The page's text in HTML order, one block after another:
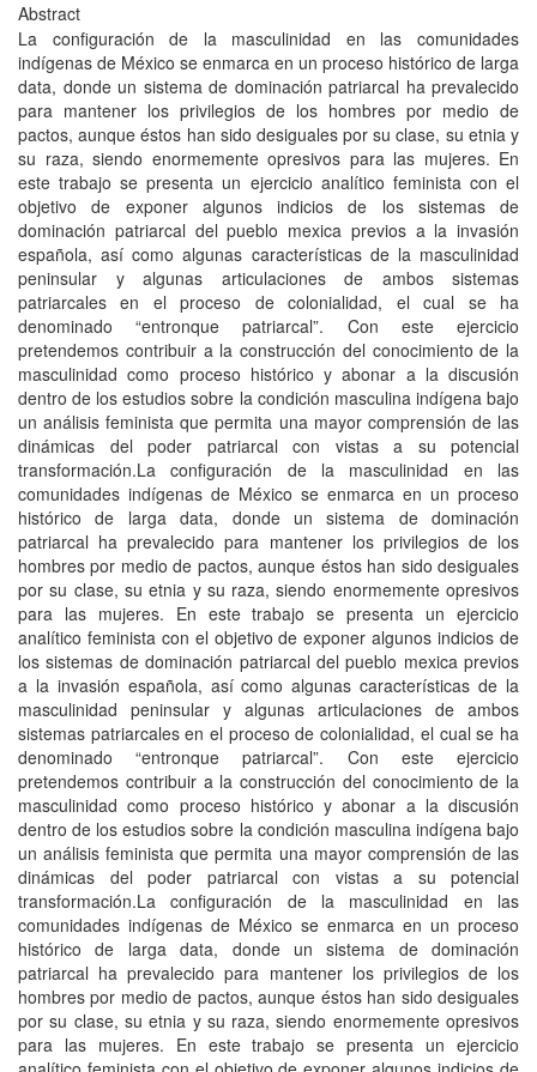
Abstract
La configuración de la masculinidad en las comunidades
indígenas de México se enmarca en un proceso histórico de larga
data, donde un sistema de dominación patriarcal ha prevalecido
para mantener los privilegios de los hombres por medio de
pactos, aunque éstos han sido desiguales por su clase, su etnia y
su raza, siendo enormemente opresivos para las mujeres. En
este trabajo se presenta un ejercicio analítico feminista con el
objetivo de exponer algunos indicios de los sistemas de
dominación patriarcal del pueblo mexica previos a la invasión
española, así como algunas características de la masculinidad
peninsular y algunas articulaciones de ambos sistemas
patriarcales en el proceso de colonialidad, el cual se ha
denominado “entronque patriarcal”. Con este ejercicio
pretendemos contribuir a la construcción del conocimiento de la
masculinidad como proceso histórico y abonar a la discusión
dentro de los estudios sobre la condición masculina indígena bajo
un análisis feminista que permita una mayor comprensión de las
dinámicas del poder patriarcal con vistas a su potencial
transformación.La configuración de la masculinidad en las
comunidades indígenas de México se enmarca en un proceso
histórico de larga data, donde un sistema de dominación
patriarcal ha prevalecido para mantener los privilegios de los
hombres por medio de pactos, aunque éstos han sido desiguales
por su clase, su etnia y su raza, siendo enormemente opresivos
para las mujeres. En este trabajo se presenta un ejercicio
analítico feminista con el objetivo de exponer algunos indicios de
los sistemas de dominación patriarcal del pueblo mexica previos
a la invasión española, así como algunas características de la
masculinidad peninsular y algunas articulaciones de ambos
sistemas patriarcales en el proceso de colonialidad, el cual se ha
denominado “entronque patriarcal”. Con este ejercicio
pretendemos contribuir a la construcción del conocimiento de la
masculinidad como proceso histórico y abonar a la discusión
dentro de los estudios sobre la condición masculina indígena bajo
un análisis feminista que permita una mayor comprensión de las
dinámicas del poder patriarcal con vistas a su potencial
transformación.La configuración de la masculinidad en las
comunidades indígenas de México se enmarca en un proceso
histórico de larga data, donde un sistema de dominación
patriarcal ha prevalecido para mantener los privilegios de los
hombres por medio de pactos, aunque éstos han sido desiguales
por su clase, su etnia y su raza, siendo enormemente opresivos
para las mujeres. En este trabajo se presenta un ejercicio